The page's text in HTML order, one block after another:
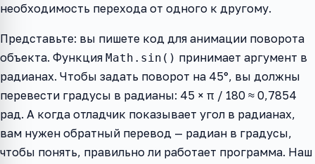
необходимость перехода от одного к другому.
Представьте: вы пишете код для анимации поворота
объекта. Функция Math.sin() принимает аргумент в
радианах. Чтобы задать поворот на 45°, вы должны
перевести градусы в радианы: 45 × π / 180 ≈ 0,7854
рад. А когда отладчик показывает угол в радианах,
вам нужен обратный перевод — радиан в градусы,
чтобы понять, правильно ли работает программа. Наш